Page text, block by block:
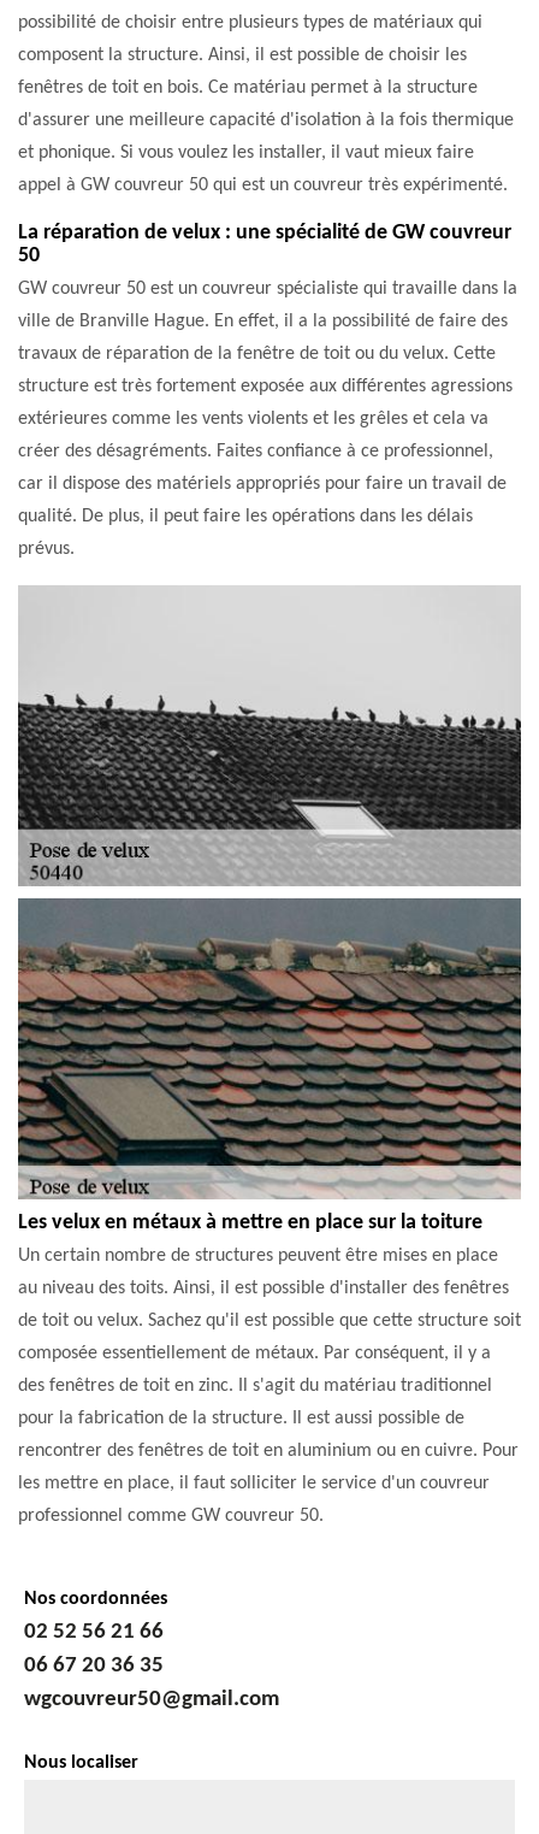
possibilité de choisir entre plusieurs types de matériaux qui
composent la structure. Ainsi, il est possible de choisir les
fenêtres de toit en bois. Ce matériau permet à la structure
d'assurer une meilleure capacité d'isolation à la fois thermique
et phonique. Si vous voulez les installer, il vaut mieux faire
appel à GW couvreur 50 qui est un couvreur très expérimenté.
La réparation de velux : une spécialité de GW couvreur
50
GW couvreur 50 est un couvreur spécialiste qui travaille dans la
ville de Branville Hague. En effet, il a la possibilité de faire des
travaux de réparation de la fenêtre de toit ou du velux. Cette
structure est très fortement exposée aux différentes agressions
extérieures comme les vents violents et les grêles et cela va
créer des désagréments. Faites confiance à ce professionnel,
car il dispose des matériels appropriés pour faire un travail de
qualité. De plus, il peut faire les opérations dans les délais
prévus.
Les velux en métaux à mettre en place sur la toiture
Un certain nombre de structures peuvent être mises en place
au niveau des toits. Ainsi, il est possible d'installer des fenêtres
de toit ou velux. Sachez qu'il est possible que cette structure soit
composée essentiellement de métaux. Par conséquent, il y a
des fenêtres de toit en zinc. Il s'agit du matériau traditionnel
pour la fabrication de la structure. Il est aussi possible de
rencontrer des fenêtres de toit en aluminium ou en cuivre. Pour
les mettre en place, il faut solliciter le service d'un couvreur
professionnel comme GW couvreur 50.
Nos coordonnées
02 52 56 21 66
06 67 20 36 35
wgcouvreur50@gmail.com
Nous localiser